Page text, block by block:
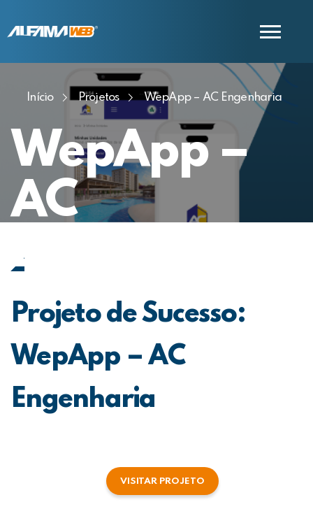
COMERCIAL
SUPORTE
Início Projetos WepApp – AC Engenharia
WepApp –
AC
Engenharia
Projeto de Sucesso:
WepApp – AC
Engenharia
VISITAR PROJETO